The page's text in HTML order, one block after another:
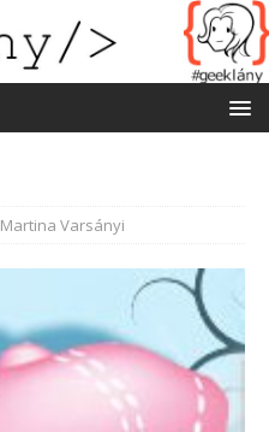
Martina Varsányi